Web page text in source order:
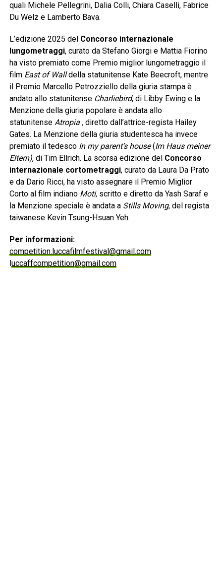
quali Michele Pellegrini, Dalia Colli, Chiara Caselli, Fabrice
Du Welz e Lamberto Bava.
L’edizione 2025 del Concorso internazionale
lungometraggi, curato da Stefano Giorgi e Mattia Fiorino
ha visto premiato come Premio miglior lungometraggio il
film East of Walldella statunitense Kate Beecroft, mentre
il Premio Marcello Petrozziello della giuria stampa è
andato allo statunitense Charliebird, di Libby Ewing e la
Menzione della giuria popolare è andata allo
statunitense Atropia , diretto dall’attrice-regista Hailey
Gates. La Menzione della giuria studentesca ha invece
premiato il tedescoIn my parent’s house(Im Haus meiner
Eltern), di Tim Ellrich. La scorsa edizione del Concorso
internazionale cortometraggi, curato da Laura Da Prato
e da Dario Ricci, ha visto assegnare il Premio Miglior
Corto al film indiano Moti, scritto e diretto da Yash Saraf e
la Menzione speciale è andata a Stills Moving, del regista
taiwanese Kevin Tsung-Hsuan Yeh.
Per informazioni:
competition.luccafilmfestival@gmail.com
uccaffcompetition@gmail.com